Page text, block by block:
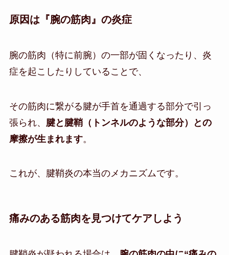
原因は『腕の筋肉』の炎症
腕の筋肉（特に前腕）の一部が固くなったり、炎
症を起こしたりしていることで、
その筋肉に繋がる腱が手首を通過する部分で引っ
張られ、 腱と腱鞘（トンネルのような部分）との
摩擦が生まれます。
これが、腱鞘炎の本当のメカニズムです。
痛みのある筋肉を見つけてケアしよう